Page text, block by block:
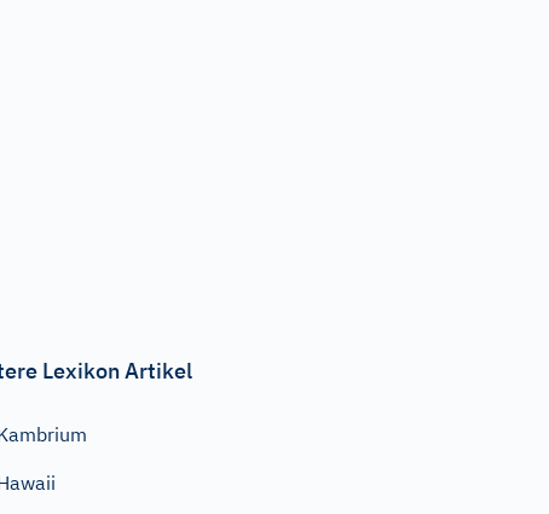
Lexikon Artikel